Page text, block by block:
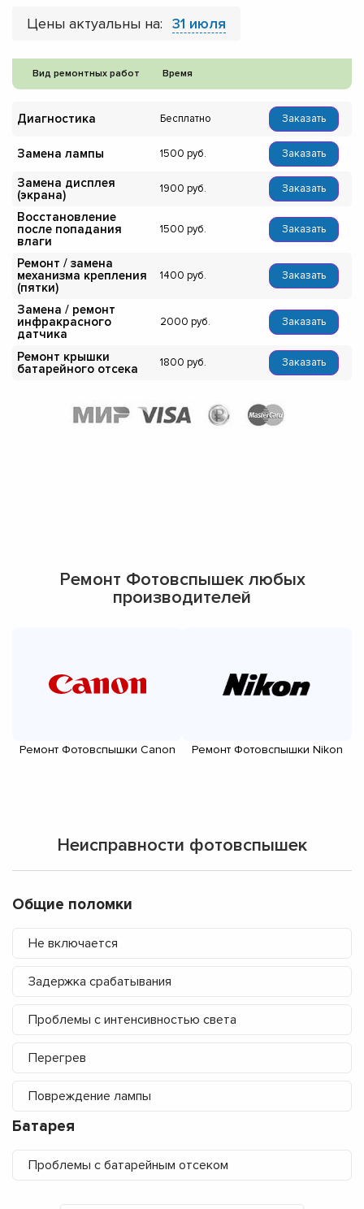
Цены актуальны на: 31 июля
Вид ремонтных работ Время
Диагностика Бесплатно Заказать
Замена лампы 1500 Заказать
Замена дисплея
(экрана)
1900 Заказать
Восстановление
после попадания
влаги
1500 Заказать
Ремонт / замена
механизма крепления
(пятки)
1400 Заказать
Замена / ремонт
инфракрасного
датчика
2000 Заказать
Ремонт крышки
батарейного отсека
1800 Заказать
Ремонт Фотовспышек любых
производителей
Ремонт Фотовспышки Canon Ремонт Фотовспышки Nikon
Неисправности фотовспышек
Общие поломки
Не включается
Задержка срабатывания
Проблемы с интенсивностью света
Перегрев
Повреждение лампы
Батарея
Проблемы с батарейным отсеком